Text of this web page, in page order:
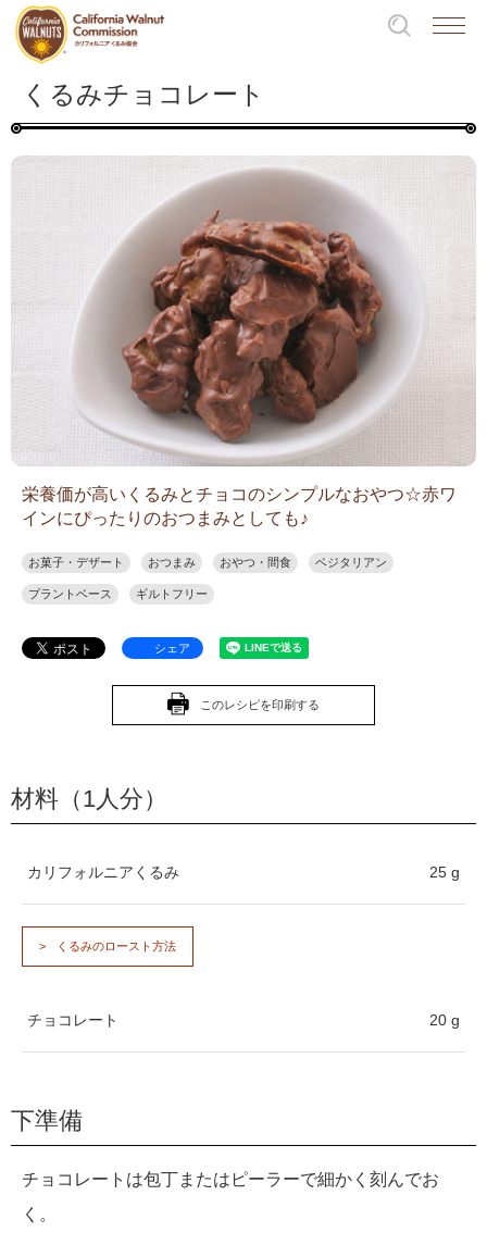
くるみチョコレート
栄養価が高いくるみとチョコのシンプルなおやつ☆赤ワ
インにぴったりのおつまみとしても♪
お菓子・デザート おつまみ おやつ・間食 ベジタリアン
プラントベース ギルトフリー
シェア
このレシピを印刷する
材料（1人分）
カリフォルニアくるみ 25 g
くるみのロースト方法
チョコレート 20 g
下準備
チョコレートは包丁またはピーラーで細かく刻んでお
く。